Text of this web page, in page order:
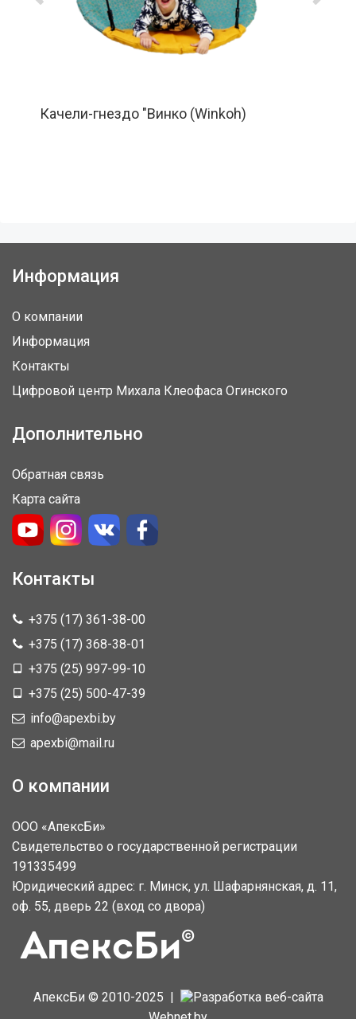
Качели-гнездо "Винко (Winkoh)
Информация
О компании
Информация
Контакты
Цифровой центр Михала Клеофаса Огинского
Дополнительно
Обратная связь
Карта сайта
Контакты
+375 (17) 361-38-00
+375 (17) 368-38-01
+375 (25) 997-99-10
+375 (25) 500-47-39
info@apexbi.by
apexbi@mail.ru
О компании
ООО «АпексБи»
Свидетельство о государственной регистрации
191335499
Юридический адрес: г. Минск, ул. Шафарнянская, д. 11,
оф. 55, дверь 22 (вход со двора)
АпексБи © 2010-2025 |
Разработка веб-сайта